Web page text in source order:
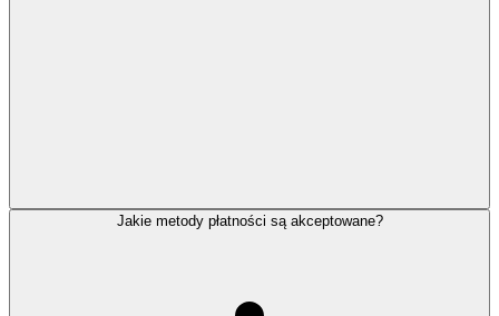
Jakie metody płatności są akceptowane?